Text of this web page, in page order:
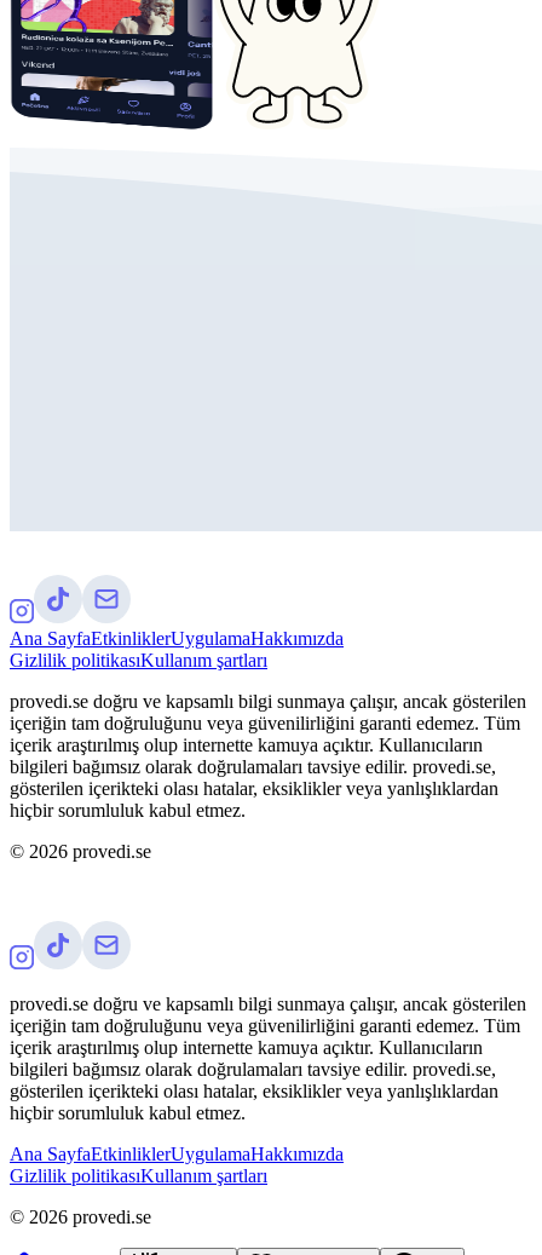
Ana SayfaEtkinliklerUygulamaHakkımızda
Gizlilik politikasıKullanım şartları
provedi.se doğru ve kapsamlı bilgi sunmaya çalışır, ancak gösterilen
içeriğin tam doğruluğunu veya güvenilirliğini garanti edemez. Tüm
içerik araştırılmış olup internette kamuya açıktır. Kullanıcıların
bilgileri bağımsız olarak doğrulamaları tavsiye edilir. provedi.se,
gösterilen içerikteki olası hatalar, eksiklikler veya yanlışlıklardan
hiçbir sorumluluk kabul etmez.
© 2026 provedi.se
provedi.se doğru ve kapsamlı bilgi sunmaya çalışır, ancak gösterilen
içeriğin tam doğruluğunu veya güvenilirliğini garanti edemez. Tüm
içerik araştırılmış olup internette kamuya açıktır. Kullanıcıların
bilgileri bağımsız olarak doğrulamaları tavsiye edilir. provedi.se,
gösterilen içerikteki olası hatalar, eksiklikler veya yanlışlıklardan
hiçbir sorumluluk kabul etmez.
Ana SayfaEtkinliklerUygulamaHakkımızda
Gizlilik politikasıKullanım şartları
© 2026 provedi.se